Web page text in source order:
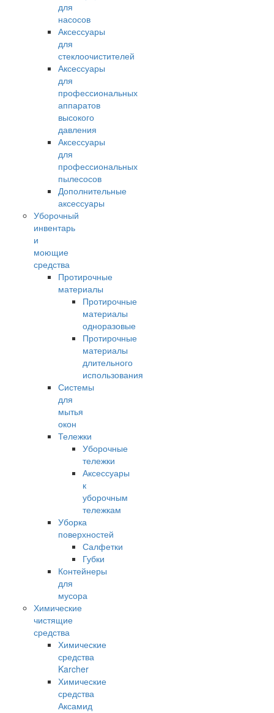
для
насосов
Аксессуары
для
стеклоочистителей
Аксессуары
для
профессиональных
аппаратов
высокого
давления
Аксессуары
для
профессиональных
пылесосов
Дополнительные
аксессуары
Уборочный
инвентарь
и
моющие
средства
Протирочные
материалы
Протирочные
материалы
одноразовые
Протирочные
материалы
длительного
использования
Системы
для
мытья
окон
Тележки
Уборочные
тележки
Аксессуары
к
уборочным
тележкам
Уборка
поверхностей
Салфетки
Губки
Контейнеры
для
мусора
Химические
чистящие
средства
Химические
средства
Karcher
Химические
средства
Аксамид